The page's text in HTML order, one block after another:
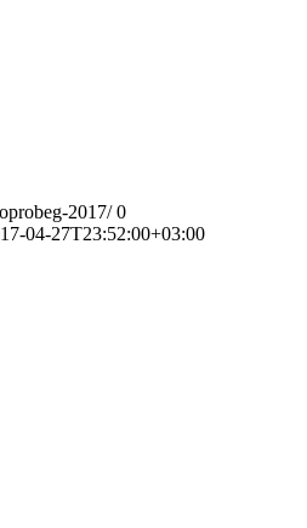
2017/ 0
04-27T23:52:00+03:00